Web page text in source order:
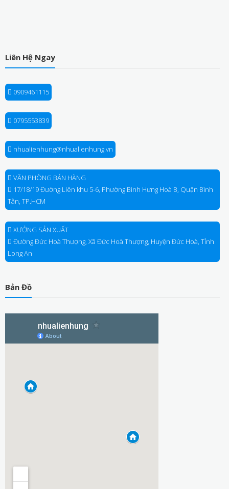
Liên Hệ Ngay
0909461115
0795553839
nhualienhung@nhualienhung.vn
VĂN PHÒNG BÁN HÀNG
17/18/19 Đường Liên khu 5-6, Phường Bình Hưng Hoà B, Quận Bình
Tân, TP.HCM
XƯỞNG SẢN XUẤT
Đường Đức Hoà Thượng, Xã Đức Hoà Thượng, Huyện Đức Hoà, Tỉnh
Long An
Bản Đồ